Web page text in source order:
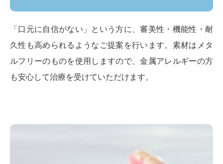
「口元に自信がない」という方に、審美性・機能性・耐
久性も高められるようなご提案を行います。素材はメタ
ルフリーのものを使用しますので、金属アレルギーの方
も安心して治療を受けていただけます。